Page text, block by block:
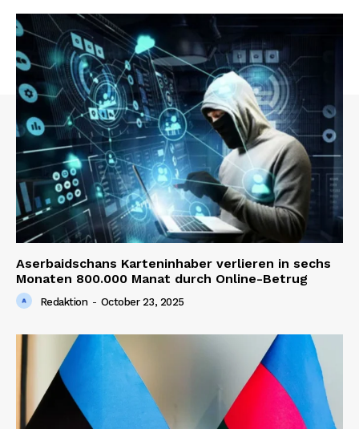
Aserbaidschans Karteninhaber verlieren in sechs
Monaten 800.000 Manat durch Online-Betrug
Redaktion - October 23, 2025